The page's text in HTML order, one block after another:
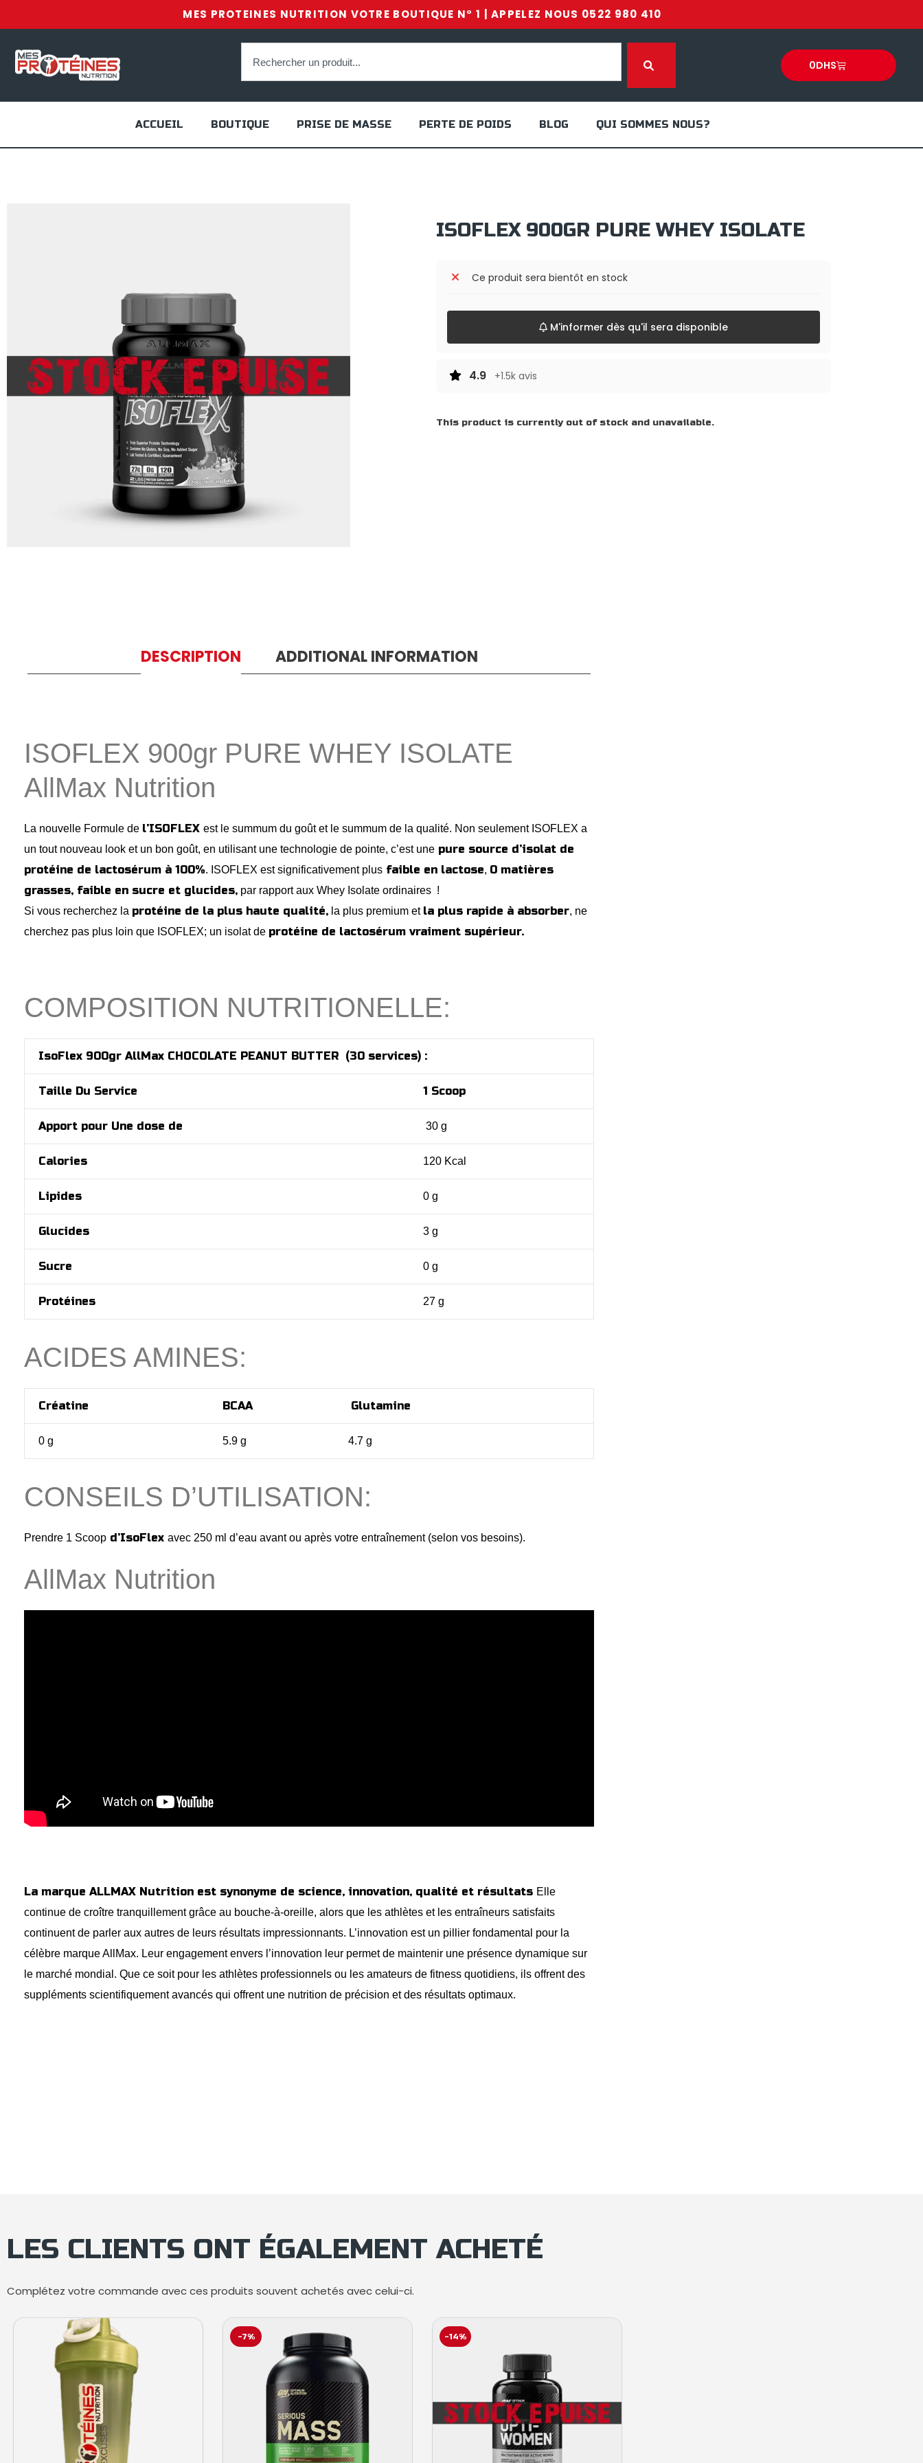
MES PROTEINES NUTRITION VOTRE BOUTIQUE N° 1 | APPELEZ NOUS 0522 980 410
0DHS
ACCUEIL BOUTIQUE PRISE DE MASSE PERTE DE POIDS BLOG QUI SOMMES NOUS?
ISOFLEX 900GR PURE WHEY ISOLATE
Ce produit sera bientôt en stock
M'informer dès qu'il sera disponible
4.9 +1.5k avis
This product is currently out of stock and unavailable.
DESCRIPTION ADDITIONAL INFORMATION
ISOFLEX 900gr PURE WHEY ISOLATE
AllMax Nutrition
La nouvelle Formule de l’ISOFLEX est le summum du goût et le summum de la qualité. Non seulement ISOFLEX a
un tout nouveau look et un bon goût, en utilisant une technologie de pointe, c’est une pure source d’isolat de
protéine de lactosérum à 100%. ISOFLEX est significativement plus faible en lactose, 0 matières
grasses, faible en sucre et glucides, par rapport aux Whey Isolate ordinaires !
Si vous recherchez la protéine de la plus haute qualité, la plus premium et la plus rapide à absorber, ne
cherchez pas plus loin que ISOFLEX; un isolat de protéine de lactosérum vraiment supérieur.
COMPOSITION NUTRITIONELLE:
IsoFlex 900gr AllMax CHOCOLATE PEANUT BUTTER (30 services) :
Taille Du Service 1 Scoop
Apport pour Une dose de 30 g
Calories 120 Kcal
Lipides 0 g
Glucides 3 g
Sucre 0 g
Protéines 27 g
ACIDES AMINES:
Créatine BCAA Glutamine
0 g 5.9 g 4.7 g
CONSEILS D’UTILISATION:
Prendre 1 Scoop d’IsoFlex avec 250 ml d’eau avant ou après votre entraînement (selon vos besoins).
AllMax Nutrition
La marque ALLMAX Nutrition est synonyme de science, innovation, qualité et résultats Elle
continue de croître tranquillement grâce au bouche-à-oreille, alors que les athlètes et les entraîneurs satisfaits
continuent de parler aux autres de leurs résultats impressionnants. L’innovation est un pillier fondamental pour la
célèbre marque AllMax. Leur engagement envers l’innovation leur permet de maintenir une présence dynamique sur
le marché mondial. Que ce soit pour les athlètes professionnels ou les amateurs de fitness quotidiens, ils offrent des
suppléments scientifiquement avancés qui offrent une nutrition de précision et des résultats optimaux.
LES CLIENTS ONT ÉGALEMENT ACHETÉ
Complétez votre commande avec ces produits souvent achetés avec celui-ci.
-7% -14%